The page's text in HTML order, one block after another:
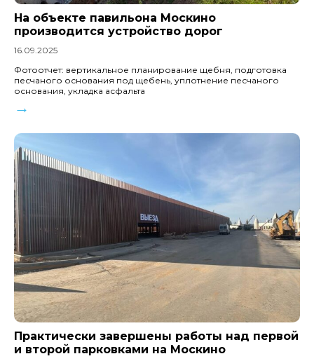
На объекте павильона Москино
производится устройство дорог
16.09.2025
Фотоотчет: вертикальное планирование щебня, подготовка
песчаного основания под щебень, уплотнение песчаного
основания, укладка асфальта
→
Практически завершены работы над первой
и второй парковками на Москино